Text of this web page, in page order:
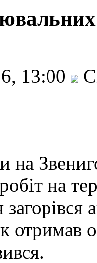
13:00
на
на
отримав